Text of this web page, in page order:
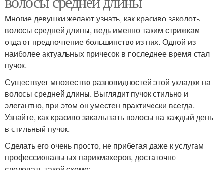
Многие девушки желают узнать, как красиво заколоть
волосы средней длины, ведь именно таким стрижкам
отдают предпочтение большинство из них. Одной из
наиболее актуальных причесок в последнее время стал
пучок.
Существует множество разновидностей этой укладки на
волосы средней длины. Выглядит пучок стильно и
элегантно, при этом он уместен практически всегда.
Узнайте, как красиво закалывать волосы на каждый день
в стильный пучок.
Сделать его очень просто, не прибегая даже к услугам
профессиональных парикмахеров, достаточно